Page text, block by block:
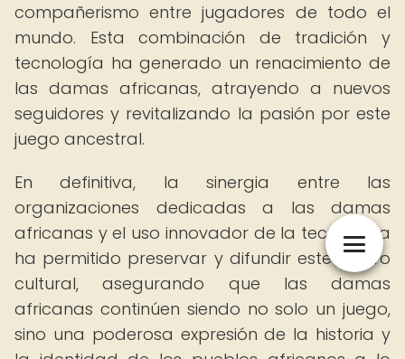
compañerismo entre jugadores de todo el
mundo. Esta combinación de tradición y
tecnología ha generado un renacimiento de
las damas africanas, atrayendo a nuevos
seguidores y revitalizando la pasión por este
juego ancestral.
En definitiva, la sinergia entre las
organizaciones dedicadas a las damas
africanas y el uso innovador de la tecnología
ha permitido preservar y difundir este tesoro
cultural, asegurando que las damas
africanas continúen siendo no solo un juego,
sino una poderosa expresión de la historia y